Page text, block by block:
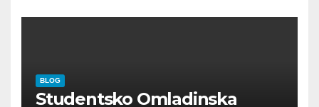
BLOG
Studentsko Omladinska